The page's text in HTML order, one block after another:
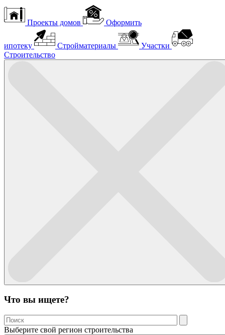
Проекты домов Оформить
ипотеку Стройматериалы
Участки
Строительство
Что вы ищете?
Выберите свой регион строительства